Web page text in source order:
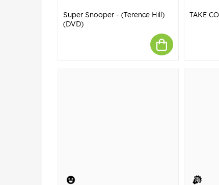
Super Snooper - (Terence Hill)
(DVD)
TAKE